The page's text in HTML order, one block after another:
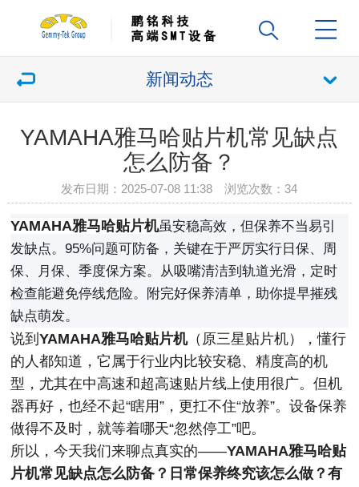
新闻动态
YAMAHA雅马哈贴片机常见缺点
怎么防备？
发布日期：2025-07-08 11:38 浏览次数：34
YAMAHA雅马哈贴片机虽安稳高效，但保养不当易引
发缺点。95%问题可防备，关键在于严厉实行日保、周
保、月保、季度保方案。从吸嘴清洁到轨道光滑，定时
检查能避免停线危险。附完好保养清单，助你提早摧残
缺点萌发。
说到YAMAHA雅马哈贴片机（原三星贴片机），懂行
的人都知道，它属于行业内比较安稳、精度高的机
型，尤其在中高速和超高速贴片线上使用很广。但机
器再好，也经不起“瞎用”，更扛不住“放养”。设备保养
做得不及时，就等着哪天“忽然停工”吧。
所以，今天我们来聊点真实的——YAMAHA雅马哈贴
片机常见缺点怎么防备？日常保养终究该怎么做？有